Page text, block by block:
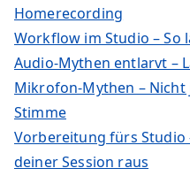
Homerecording
Workflow im Studio – So
Audio-Mythen entlarvt –
Mikrofon-Mythen –
Stimme
Vorbereitung fürs Studio
deiner Session raus